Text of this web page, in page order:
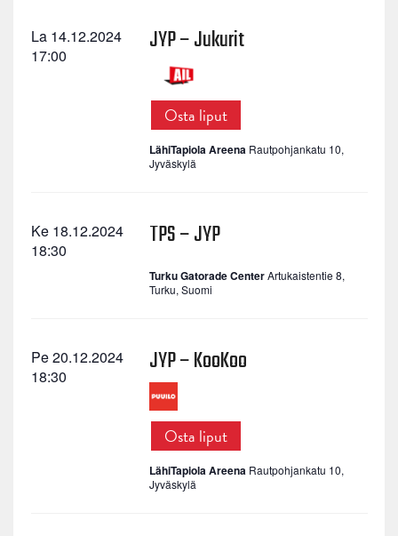
La 14.12.2024
17:00
JYP – Jukurit
Osta liput
LähiTapiola Areena Rautpohjankatu 10,
Jyväskylä
Ke 18.12.2024
18:30
TPS – JYP
Turku Gatorade CenterArtukaistentie 8,
Turku, Suomi
Pe 20.12.2024
18:30
JYP – KooKoo
Osta liput
LähiTapiola Areena Rautpohjankatu 10,
Jyväskylä